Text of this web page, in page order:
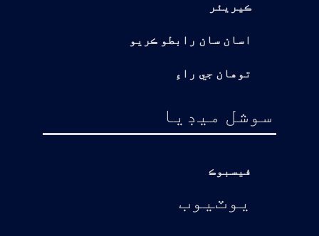
ڪيريئر
اسان سان رابطو ڪريو
توهان جي راءِ
سوشل ميڊيا
فيسبوڪ
يوٽيوب